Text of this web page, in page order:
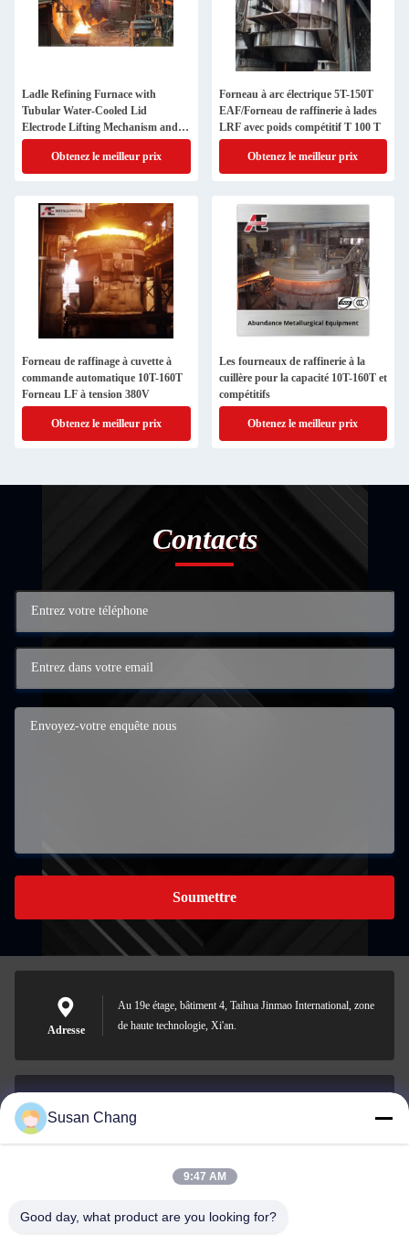
Ladle Refining Furnace with
Tubular Water-Cooled Lid
Electrode Lifting Mechanism and
Energy-Saving Large Current
SystemObtenez le meilleur prix
Forneau à arc électrique 5T-150T
EAF/Forneau de raffinerie à lades
LRF avec poids compétitif T 100 T
Obtenez le meilleur prix
Forneau de raffinage à cuvette à
commande automatique 10T-160T
Forneau LF à tension 380V
Obtenez le meilleur prix
Les fourneaux de raffinerie à la
cuillère pour la capacité 10T-160T et
compétitifs
Obtenez le meilleur prix
Contacts
Soumettre
Adresse
Au 19e étage, bâtiment 4, Taihua Jinmao International, zone
de haute technologie, Xi'an.
Susan@aeaxa.com
0086-13991372145
Susan Chang
9:47 AM
Good day, what product are you looking for?